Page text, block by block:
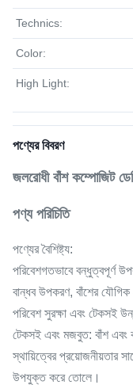
Technics:
Color:
High Light:
পণ্যের বিবরণ
জলরোধী বাঁশ কম্পোজিট
পণ্য পরিচিতি
পণ্যের বৈশিষ্ট্য:
পরিবেশগতভাবে বন্ধুত্বপূর্ণ
বান্ধব উপকরণ, বাঁশের
পরিবেশ সুরক্ষা এবং টেকসই
টেকসই এবং মজবুত: বাঁশ এবং
স্থায়িত্বের প্রয়োজনীয়তার
উপযুক্ত করে তোলে।